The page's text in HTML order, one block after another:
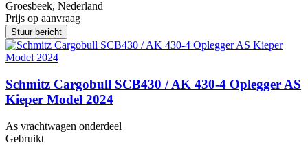
Groesbeek, Nederland
Prijs op aanvraag
Stuur bericht
Schmitz Cargobull SCB430 / AK 430-4 Oplegger AS
Kieper Model 2024
As vrachtwagen onderdeel
Gebruikt